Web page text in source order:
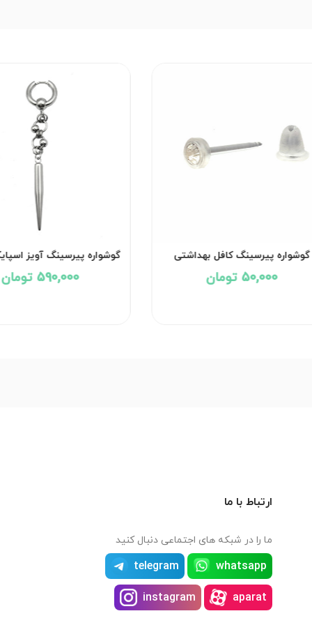
گوشواره پیرسینگ کافل بهداشتی
کد۲۹۵۰
50,000 تومان
گوشواره پیرسینگ آویز اسپایک
590,000 تومان
ارتباط با ما
ما را در شبکه های اجتماعی دنبال کنید
whatsapp
telegram
aparat
instagram